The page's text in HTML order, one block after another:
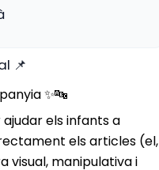
📌
✨🔤
els infants a
els articles (el,
visual, manipulativa i